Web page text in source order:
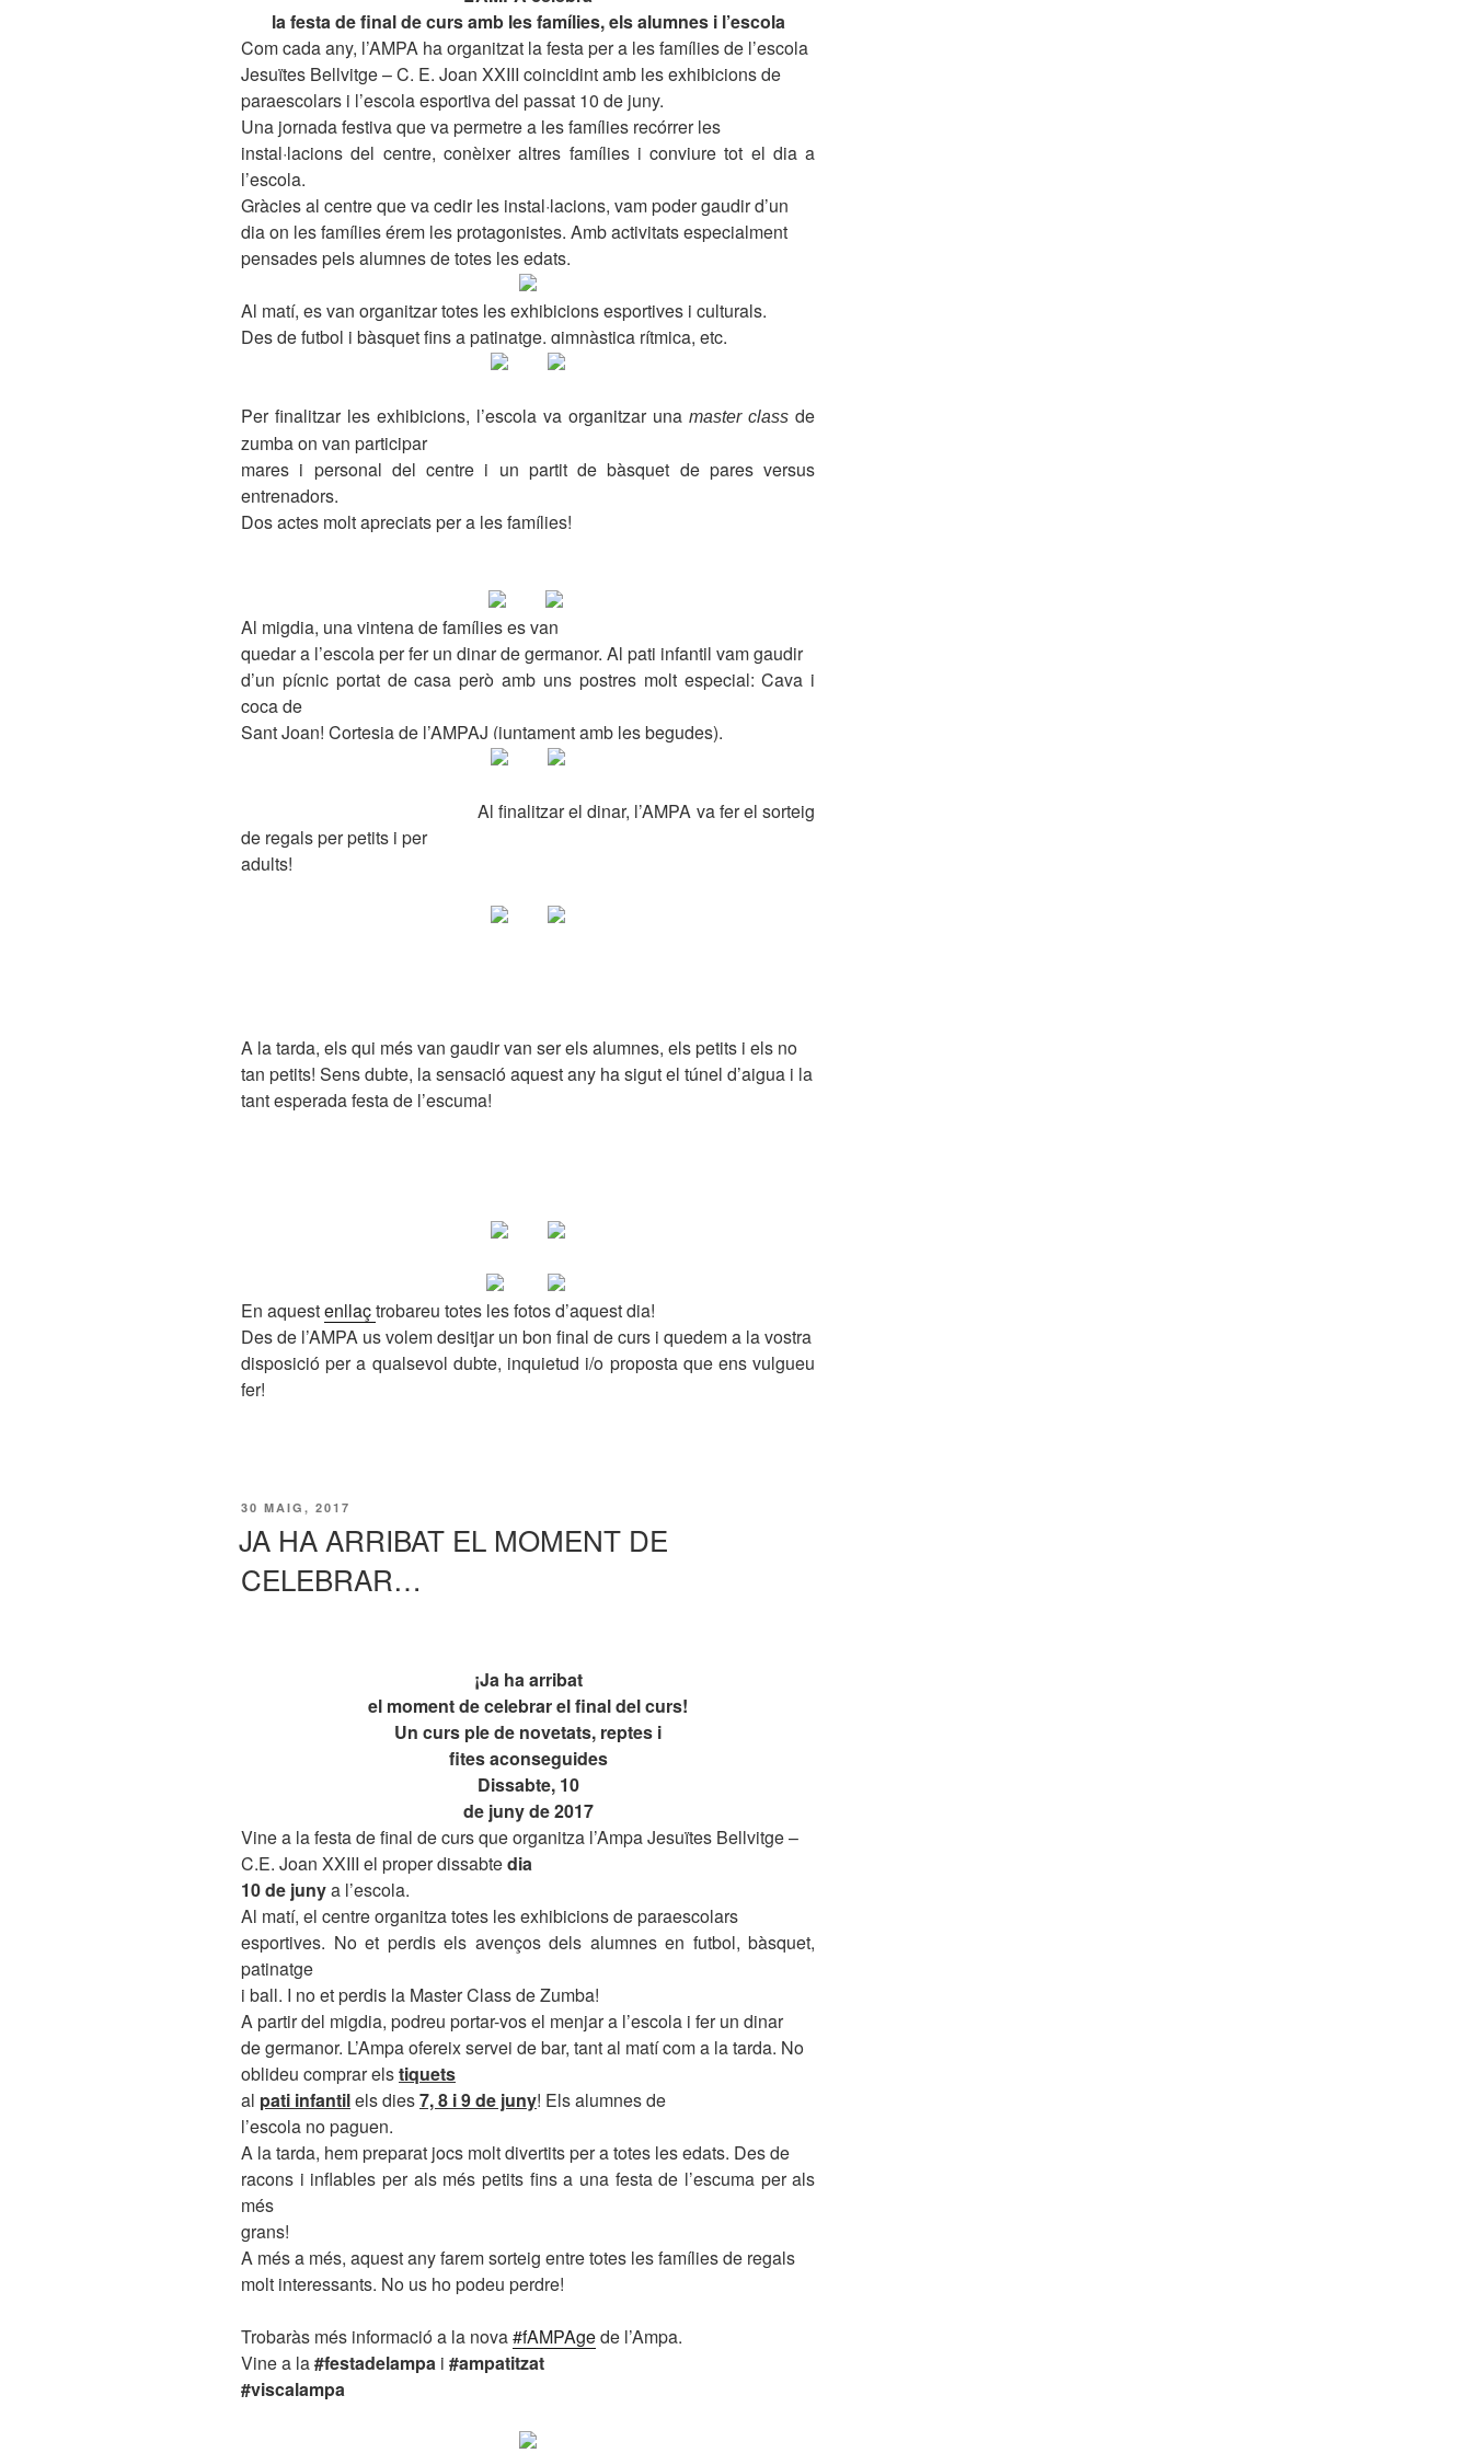
la festa de final de curs amb les famílies, els alumnes i l’escola
Com cada any, l’AMPA ha organitzat la festa per a les famílies de l’escola
Jesuïtes Bellvitge – C. E. Joan XXIII coincidint amb les exhibicions de
paraescolars i l’escola esportiva del passat 10 de juny.
Una jornada festiva que va permetre a les famílies recórrer les
instal·lacions del centre, conèixer altres famílies i conviure tot el dia a
l’escola.
Gràcies al centre que va cedir les instal·lacions, vam poder gaudir d’un
dia on les famílies érem les protagonistes. Amb activitats especialment
pensades pels alumnes de totes les edats.
Al matí, es van organitzar totes les exhibicions esportives i culturals.
Des de futbol i bàsquet fins a patinatge, gimnàstica rítmica, etc.
Per finalitzar les exhibicions, l’escola va organitzar unamaster class de
zumba on van participar
mares i personal del centre i un partit de bàsquet de pares versus
entrenadors.
Dos actes molt apreciats per a les famílies!
Al migdia, una vintena de famílies es van
quedar a l’escola per fer un dinar de germanor. Al pati infantil vam gaudir
d’un pícnic portat de casa però amb uns postres molt especial: Cava i
coca de
Sant Joan! Cortesia de l’AMPAJ (juntament amb les begudes).
Al finalitzar el dinar, l’AMPA va fer el sorteig
de regals per petits i per
adults!
A la tarda, els qui més van gaudir van ser els alumnes, els petits i els no
tan petits! Sens dubte, la sensació aquest any ha sigut el túnel d’aigua i la
tant esperada festa de l’escuma!
En aquestenllaçtrobareu totes les fotos d’aquest dia!
Des de l’AMPA us volem desitjar un bon final de curs i quedem a la vostra
disposició per a qualsevol dubte, inquietud i/o proposta que ens vulgueu
fer!
PUBLICAT
30 MAIG, 2017
JA HA ARRIBAT EL MOMENT DE
CELEBRAR…
¡Ja ha arribat
el moment de celebrar el final del curs!
Un curs ple de novetats, reptes i
fites aconseguides
Dissabte, 10
de juny de 2017
Vine a la festa de final de curs que organitza l’Ampa Jesuïtes Bellvitge –
C.E. Joan XXIII el proper dissabtedia
10 de junya l’escola.
Al matí, el centre organitza totes les exhibicions de paraescolars
esportives. No et perdis els avenços dels alumnes en futbol, bàsquet,
patinatge
i ball. I no et perdis la Master Class de Zumba!
A partir del migdia, podreu portar-vos el menjar a l’escola i fer un dinar
de germanor. L’Ampa ofereix servei de bar, tant al matí com a la tarda. No
oblideu comprar elstiquets
al pati infantilels dies7, 8 i 9 de juny! Els alumnes de
l’escola no paguen.
A la tarda, hem preparat jocs molt divertits per a totes les edats. Des de
racons i inflables per als més petits fins a una festa de l’escuma per als
més
grans!
A més a més, aquest any farem sorteig entre totes les famílies de regals
molt interessants. No us ho podeu perdre!
Trobaràs més informació a la nova#fAMPAgede l’Ampa.
Vine a la#festadelampa i #ampatitzat
#viscalampa